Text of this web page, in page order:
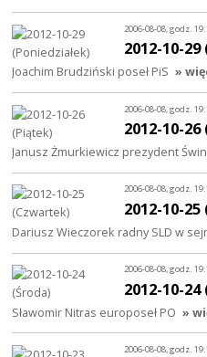
2006-08-08, godz.
2012-10-
Joachim Brudziński poseł PiS »
2006-08-08, godz.
2012-10-
Janusz Żmurkiewicz prezydent
2006-08-08, godz.
2012-10-
Dariusz Wieczorek radny SLD w
2006-08-08, godz.
2012-10-
Sławomir Nitras europoseł PO »
2006-08-08, godz.